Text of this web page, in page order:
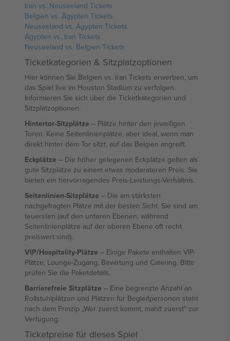
Iran vs. Neuseeland Tickets
Belgien vs. Ägypten Tickets
Neuseeland vs. Ägypten Tickets
Ägypten vs. Iran Tickets
Neuseeland vs. Belgien Tickets
Ticketkategorien & Sitzplatzoptionen
Hier können Sie Belgien vs. Iran Tickets erwerben, um
das Spiel live im Houston Stadium zu verfolgen.
Informieren Sie sich über die Ticketkategorien und
Sitzplatzoptionen.
Hintertor-Sitzplätze – Plätze hinter den jeweiligen
Toren. Keine Seitenlinienplätze, aber ideal, wenn man
direkt hinter dem Tor sitzt, auf das Belgien angreift.
Eckplätze – Die höher gelegenen Eckplätze gelten als
gute Sitzplätze zu einem etwas moderateren Preis. Sie
bieten ein hervorragendes Preis-Leistungs-Verhältnis.
Seitenlinien-Sitzplätze – Die am stärksten
nachgefragten Plätze mit der besten Sicht. Sie sind am
teuersten (auf den unteren Ebenen, während
Seitenlinienplätze auf der oberen Ebene oft recht
preiswert sind).
VIP/Hospitality-Plätze – Einige Pakete enthalten VIP-
Plätze, Lounge-Zugang, Bewirtung und Catering. Bitte
prüfen Sie die Paketdetails.
Barrierefreie Sitzplätze – Eine begrenzte Anzahl an
Rollstuhlplätzen und Plätzen für Begleitpersonen steht
nach dem Prinzip „Wer zuerst kommt, mahlt zuerst“ zur
Verfügung.
Ticketpreise für dieses Spiel